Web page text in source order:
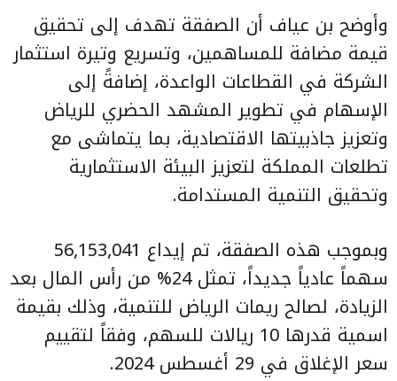
وأوضح بن عياف أن الصفقة تهدف إلى تحقيق
قيمة مضافة للمساهمين، وتسريع وتيرة استثمار
الشركة في القطاعات الواعدة، إضافةً إلى
الإسهام في تطوير المشهد الحضري للرياض
وتعزيز جاذبيتها الاقتصادية، بما يتماشى مع
تطلعات المملكة لتعزيز البيئة الاستثمارية
وتحقيق التنمية المستدامة.
وبموجب هذه الصفقة، تم إيداع 56,153,041
سهماً عادياً جديداً، تمثل 24% من رأس المال بعد
الزيادة، لصالح ريمات الرياض للتنمية، وذلك بقيمة
اسمية قدرها 10 ريالات للسهم، وفقاً لتقييم
سعر الإغلاق في 29 أغسطس 2024.